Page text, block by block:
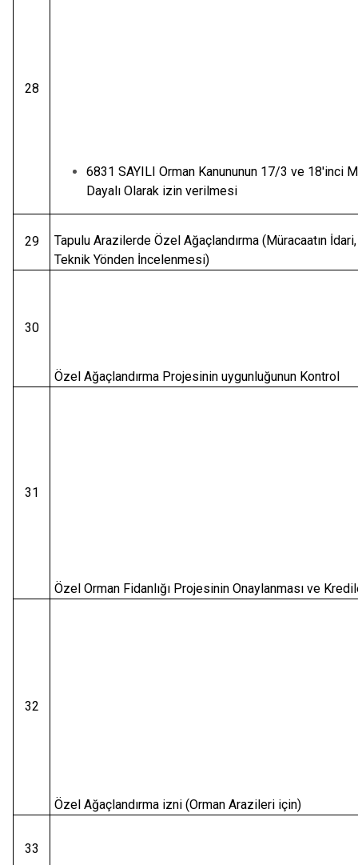
28
6831 SAYILI Orman Kanununun 17/3 ve 18'inci
Dayalı Olarak izin verilmesi
29
Tapulu Arazilerde Özel Ağaçlandırma (Müracaatın
Teknik Yönden İncelenmesi)
30
Özel Ağaçlandırma Projesinin uygunluğunun Kontrol
31
Özel Orman Fidanlığı Projesinin Onaylanması ve
32
Özel Ağaçlandırma izni (Orman Arazileri için)
33